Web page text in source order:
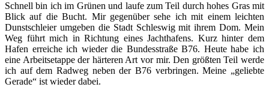
Schnell bin ich im Grünen und laufe zum Teil durch hohes Gras mit
Blick auf die Bucht. Mir gegenüber sehe ich mit einem leichten
Dunstschleier umgeben die Stadt Schleswig mit ihrem Dom. Mein
Weg führt mich in Richtung eines Jachthafens. Kurz hinter dem
Hafen erreiche ich wieder die Bundesstraße B76. Heute habe ich
eine Arbeitsetappe der härteren Art vor mir. Den größten Teil werde
ich auf dem Radweg neben der B76 verbringen. Meine „geliebte
Gerade“ ist wieder dabei.